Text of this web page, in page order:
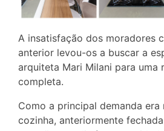
A insatisfação dos moradores
anterior levou-os a buscar a
arquiteta Mari Milani para uma
completa.
Como a principal demanda era
cozinha, anteriormente